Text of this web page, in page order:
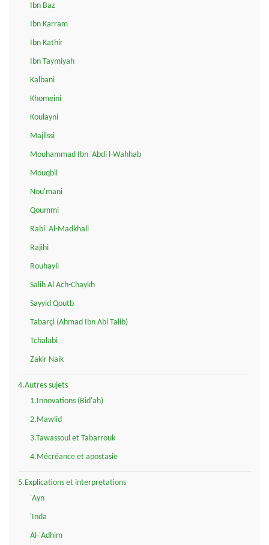
Ibn Baz
Ibn Karram
Ibn Kathir
Ibn Taymiyah
Kalbani
Khomeini
Koulayni
Majlissi
Mouhammad Ibn 'Abdi l-Wahhab
Mouqbil
Nou'mani
Qoummi
Rabi' Al-Madkhali
Rajihi
Rouhayli
Salih Al Ach-Chaykh
Sayyid Qoutb
Tabarçi (Ahmad Ibn Abi Talib)
Tchalabi
Zakir Naik
4.Autres sujets
1.Innovations (Bid'ah)
2.Mawlid
3.Tawassoul et Tabarrouk
4.Mécréance et apostasie
5.Explications et interpretations
'Ayn
'Inda
Al-'Adhim